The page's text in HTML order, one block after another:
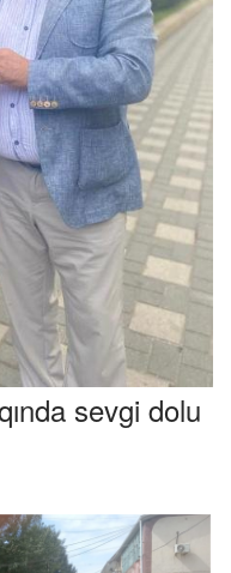
sevgi dolu